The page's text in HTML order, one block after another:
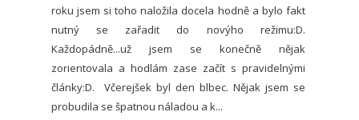
roku jsem si toho naložila docela hodně a bylo fakt
nutný se zařadit do novýho režimu:D.
Každopádně...už jsem se konečně nějak
zorientovala a hodlám zase začít s pravidelnými
články:D. Včerejšek byl den blbec. Nějak jsem se
probudila se špatnou náladou a k...